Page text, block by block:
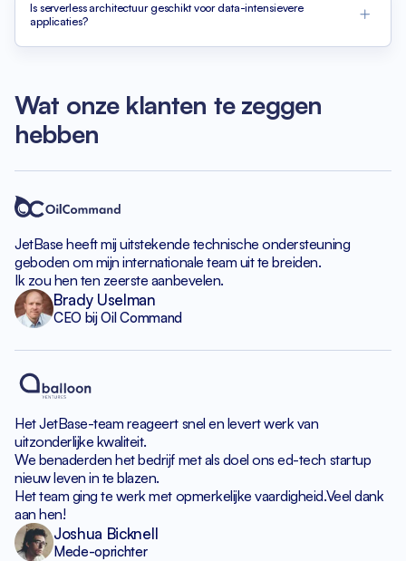
Is serverless architectuur geschikt voor data-intensievere
applicaties?
Wat onze klanten te zeggen
hebben
JetBase heeft mij uitstekende technische ondersteuning
geboden om mijn internationale team uit te breiden.
Ik zou hen ten zeerste aanbevelen.
Brady Uselman
CEO bij Oil Command
Het JetBase-team reageert snelen levert werk van
uitzonderlijke kwaliteit.
We benaderden het bedrijf met als doelons ed-tech startup
nieuw leven in te blazen.
Het team ging te werk met opmerkelijke vaardigheid.Veel dank
aan hen!
Joshua Bicknell
Mede-oprichter